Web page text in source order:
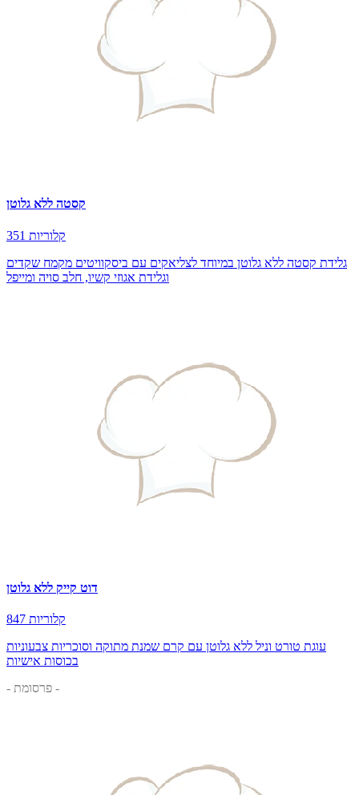
קסטה ללא גלוטן
351 קלוריות
גלידת קסטה ללא גלוטן במיוחד לצליאקים עם ביסקוויטים מקמח שקדים
וגלידת אגוזי קשיו, חלב סויה ומייפל
דוט קייק ללא גלוטן
847 קלוריות
עוגת טורט וניל ללא גלוטן עם קרם שמנת מתוקה וסוכריות צבעוניות
בכוסות אישיות
- פרסומת -